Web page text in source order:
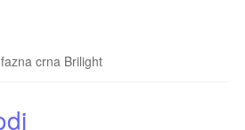
crna Brilight